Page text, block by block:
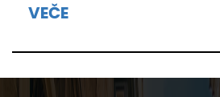
VEČE